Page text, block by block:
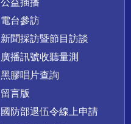
公益插播
電台參訪
新聞採訪暨節目訪談
廣播訊號收聽量測
黑膠唱片查詢
留言版
國防部退伍令線上申請